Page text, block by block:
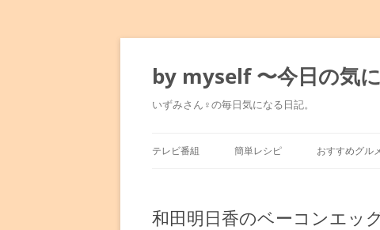
コ
テ
ン
ツ
ス
by myself 〜今日の気
いずみさん♀の毎日気になる日記。
テレビ番組
満天☆青空レストラン
簡単レシピ
水島流！弱火レシピ
おすすめグル
銀座～有楽町
和田明日香のベーコンエッ